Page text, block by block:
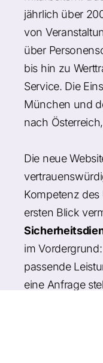
jährlich über
von
über
bis hin zu
Service. Die
München und
nach
Die neue
Kompetenz
ersten Blick
im
passende
eine Anfrage